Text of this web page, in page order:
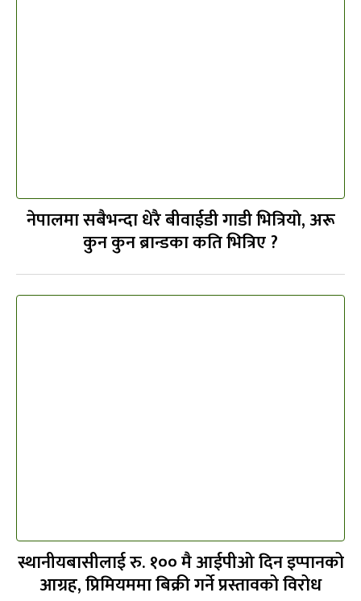
नेपालमा सबैभन्दा धेरै बीवाईडी गाडी भित्रियाे, अरू
कुन कुन ब्रान्डका कति भित्रिए ?
स्थानीयबासीलाई रु. १०० मै आईपीओ दिन इप्पानको
आग्रह, प्रिमियममा बिक्री गर्ने प्रस्तावको विरोध